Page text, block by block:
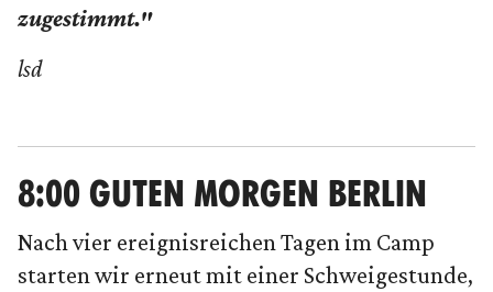
zugestimmt."
lsd
8:00 GUTEN MORGEN BERLIN
Nach vier ereignisreichen Tagen im Camp
starten wir erneut mit einer Schweigestunde,